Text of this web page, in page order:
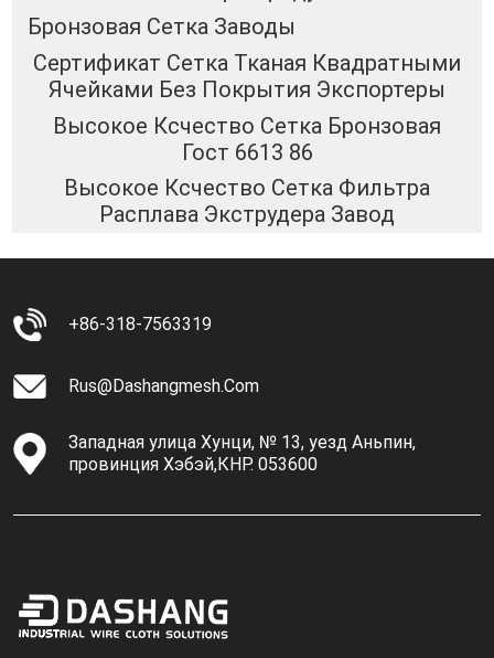
Бронзовая Сетка Заводы
Сертификат Сетка Тканая Квадратными
Ячейками Без Покрытия Экспортеры
Высокое Ксчество Сетка Бронзовая
Гост 6613 86
Высокое Ксчество Сетка Фильтра
Расплава Экструдера Завод
+86-318-7563319
Rus@dashangmesh.com
Западная улица Хунци, № 13, уезд Аньпин,
провинция Хэбэй,КНР. 053600